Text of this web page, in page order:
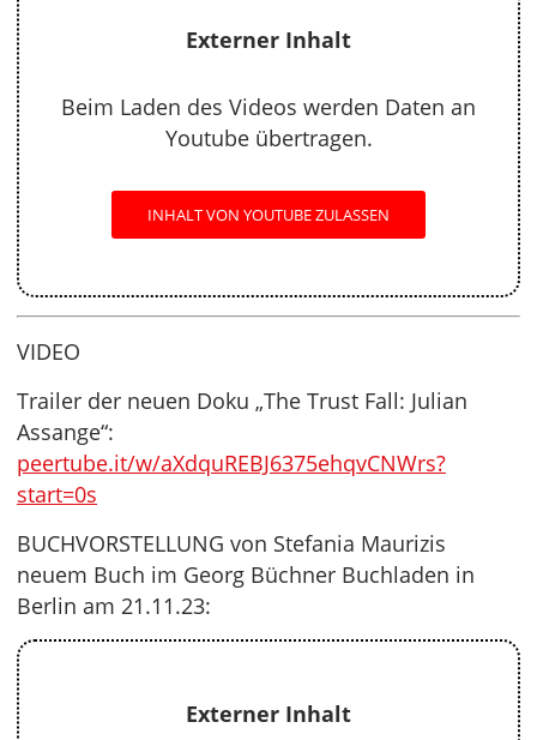
Externer Inhalt
Beim Laden des Videos werden Daten an
Youtube übertragen.
INHALT VON YOUTUBE ZULASSEN
VIDEO
Trailer der neuen Doku „The Trust Fall: Julian
Assange“:
peertube.it/w/aXdquREBJ6375ehqvCNWrs?
start=0s
BUCHVORSTELLUNG von Stefania Maurizis
neuem Buch im Georg Büchner Buchladen in
Berlin am 21.11.23:
Externer Inhalt